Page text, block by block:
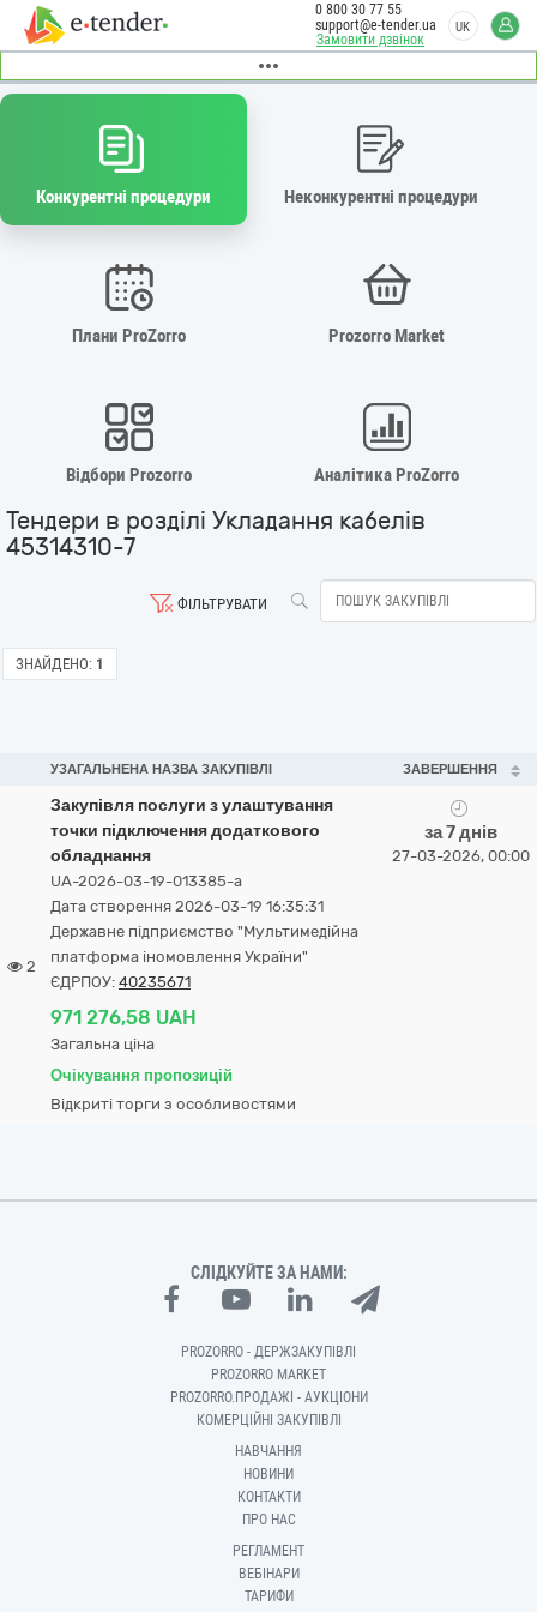
Замовити дзвінок
0 800 30 77 55
support@e-tender.ua
UK
Конкурентні процедури Неконкурентні процедури
Плани ProZorro Prozorro Market
Відбори Prozorro Аналітика ProZorro
Тендери в розділі Укладання кабелів
45314310-7
ФІЛЬТРУВАТИ
ЗНАЙДЕНО: 1
УЗАГАЛЬНЕНА НАЗВА ЗАКУПІВЛІ ЗАВЕРШЕННЯ
2
Закупівля послуги з улаштування
точки підключення додаткового
обладнання
UA-2026-03-19-013385-a
Дата створення 2026-03-19 16:35:31
Державне підприємство "Мультимедійна
платформа іномовлення України"
ЄДРПОУ: 40235671
971 276,58 UAH
Загальна ціна
Очікування пропозицій
Відкриті торги з особливостями
за 7 днів
27-03-2026, 00:00
СЛІДКУЙТЕ ЗА НАМИ:
PROZORRO - ДЕРЖЗАКУПІВЛІ
PROZORRO MARKET
PROZORRO.ПРОДАЖІ - АУКЦІОНИ
КОМЕРЦІЙНІ ЗАКУПІВЛІ
НАВЧАННЯ
НОВИНИ
КОНТАКТИ
ПРО НАС
РЕГЛАМЕНТ
ВЕБІНАРИ
ТАРИФИ